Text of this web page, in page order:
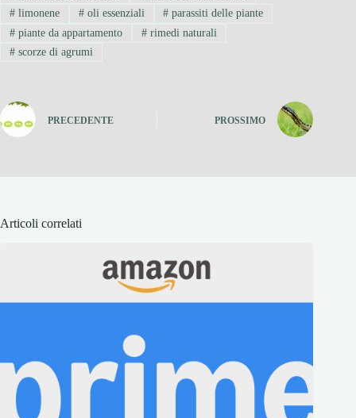
#limonene #oli essenziali # parassiti delle piante
#piante da appartamento #rimedi naturali
#scorze di agrumi
PRECEDENTE PROSSIMO
Articoli correlati